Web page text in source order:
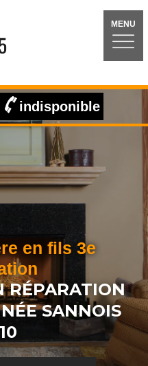
MENU
indisponible
en fils 3e
RÉPARATION
SANNOIS